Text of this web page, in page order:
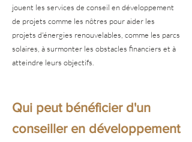
jouent les services de conseil en développement
de projets comme les nôtres pour aider les
projets d'énergies renouvelables, comme les parcs
solaires, à surmonter les obstacles financiers et à
atteindre leurs objectifs.
Qui peut bénéficier d'un
conseiller en développement